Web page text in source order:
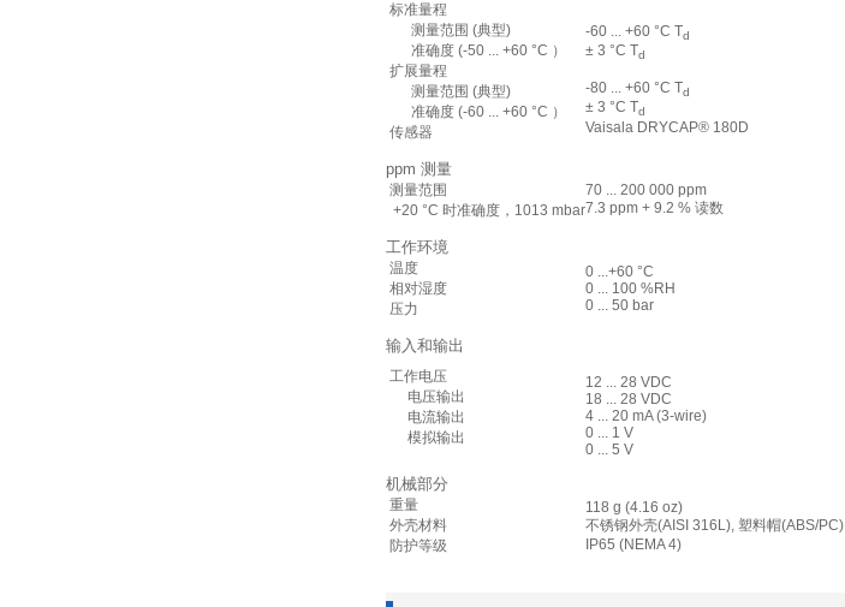
标准量程
测量范围 (典型)
准确度 (-50 ... +60 °C ）
扩展量程
测量范围 (典型)
准确度 (-60 ... +60 °C ）
传感器
-60 ... +60 °C Td
± 3 °C Td
-80 ... +60 °C Td
± 3 °C Td
Vaisala DRYCAP® 180D
ppm 测量
测量范围
+20 °C 时准确度，1013 mbar
70 ... 200 000 ppm
7.3 ppm + 9.2 % 读数
工作环境
温度
相对湿度
压力
0 ...+60 °C
0 ... 100 %RH
0 ... 50 bar
输入和输出
工作电压
电压输出
电流输出
模拟输出
12 ... 28 VDC
18 ... 28 VDC
4 ... 20 mA (3-wire)
0 ... 1 V
0 ... 5 V
机械部分
重量
外壳材料
防护等级
118 g (4.16 oz)
不锈钢外壳(AISI 316L), 塑料帽(ABS/PC)
IP65 (NEMA 4)